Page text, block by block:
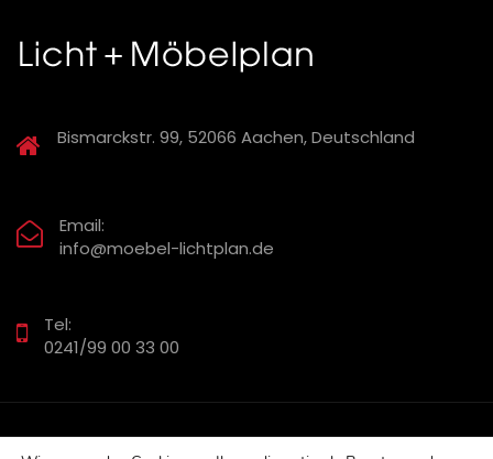
Bismarckstr. 99, 52066 Aachen, Deutschland
Email:
info@moebel-lichtplan.de
Tel:
0241/99 00 33 00